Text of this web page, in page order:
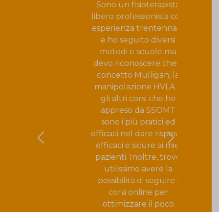
Sono un fisioterapista
libero professionista con
esperienza trentennale
e ho seguito diversi
metodi e scuole ma
devo riconoscere che il
concetto Mulligan, la
manipolazione HVLA e
gli altri corsi che ho
appreso da SSOMT
sono i più pratici ed
efficaci nel dare risposte
efficaci e sicure ai miei
pazienti. Inoltre, trovo
utilissimo avere la
possibilità di seguire i
corsi online per
ottimizzare il poco